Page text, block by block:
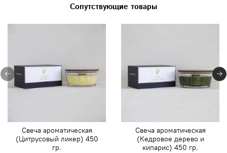
Сопутствующие товары
Свеча ароматическая
(Цитрусовый ликер) 450
гр.
Свеча ароматическая
(Кедровое дерево и
кипарис) 450 гр.